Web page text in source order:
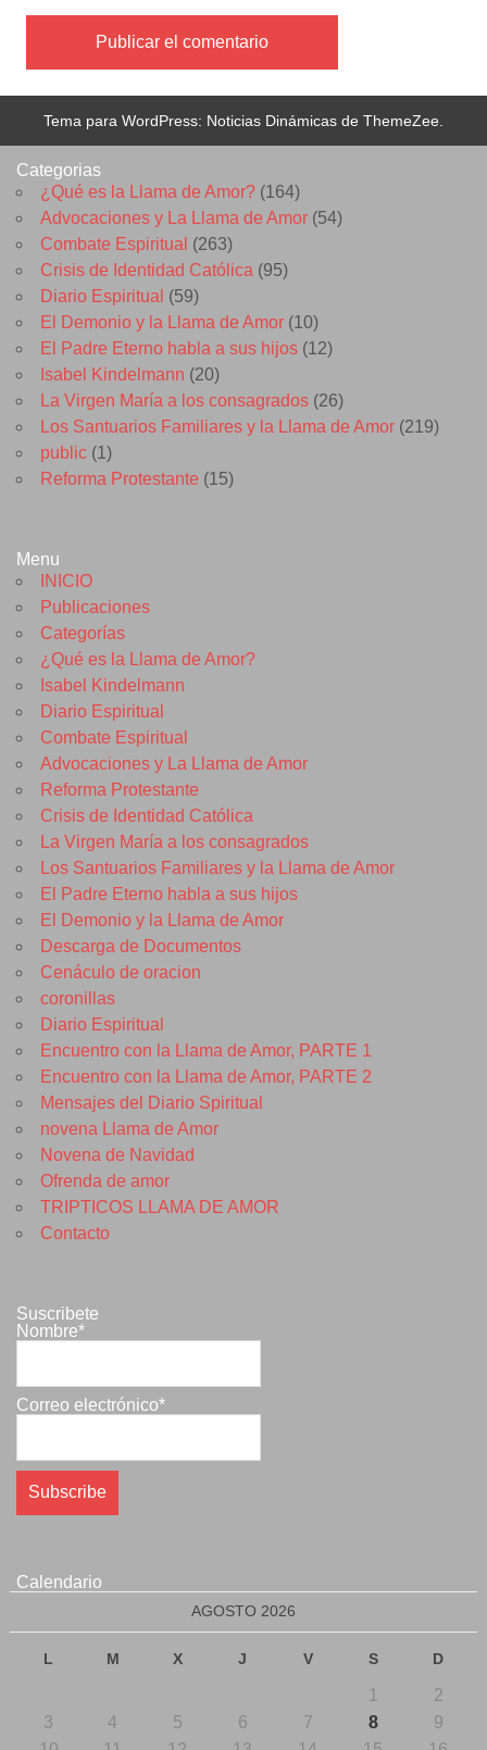
Tema para WordPress: Noticias Dinámicas de ThemeZee.
Categorias
¿Qué es la Llama de Amor? (164)
Advocaciones y La Llama de Amor (54)
Combate Espiritual (263)
Crisis de Identidad Católica (95)
Diario Espiritual (59)
El Demonio y la Llama de Amor (10)
El Padre Eterno habla a sus hijos (12)
Isabel Kindelmann (20)
La Virgen María a los consagrados (26)
Los Santuarios Familiares y la Llama de Amor (219)
public (1)
Reforma Protestante (15)
Menu
INICIO
Publicaciones
Categorías
¿Qué es la Llama de Amor?
Isabel Kindelmann
Diario Espiritual
Combate Espiritual
Advocaciones y La Llama de Amor
Reforma Protestante
Crisis de Identidad Católica
La Virgen María a los consagrados
Los Santuarios Familiares y la Llama de Amor
El Padre Eterno habla a sus hijos
El Demonio y la Llama de Amor
Descarga de Documentos
Cenáculo de oracion
coronillas
Diario Espiritual
Encuentro con la Llama de Amor, PARTE 1
Encuentro con la Llama de Amor, PARTE 2
Mensajes del Diario Spiritual
novena Llama de Amor
Novena de Navidad
Ofrenda de amor
TRIPTICOS LLAMA DE AMOR
Contacto
Suscribete
Nombre*
Correo electrónico*
Calendario
AGOSTO 2026
L M X J V S D
1
2
3
4 5 6 7 8
9